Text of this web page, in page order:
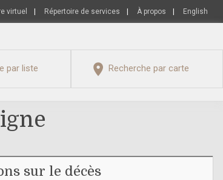
virtuel Répertoire de services À propos English
par liste Recherche par carte
sur le décès